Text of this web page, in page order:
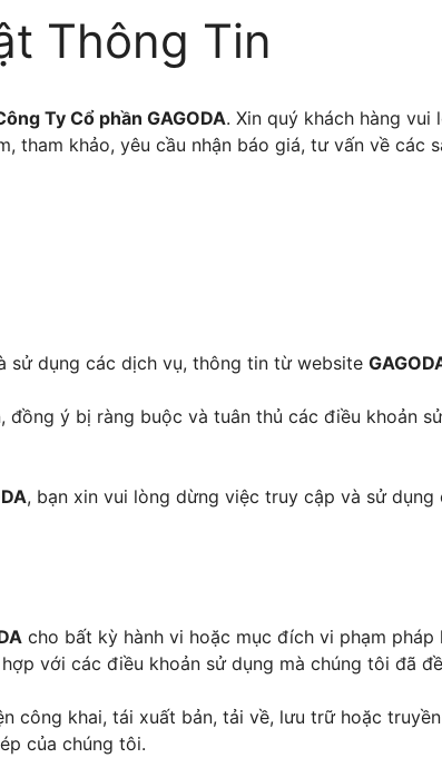
Thông Tin
Ty Cổ phần GAGODA. Xin quý khách hàng vui
khảo, yêu cầu nhận báo giá, tư vấn về các
sử dụng các dịch vụ, thông tin từ website
đồng ý bị ràng buộc và tuân thủ các điều khoản
, bạn xin vui lòng dừng việc truy cập và sử dụng
cho bất kỳ hành vi hoặc mục đích vi phạm pháp
với các điều khoản sử dụng mà chúng tôi đã
công khai, tái xuất bản, tải về, lưu trữ hoặc
của chúng tôi.